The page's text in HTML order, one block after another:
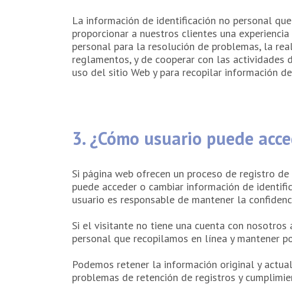
La información de identificación no personal
proporcionar a nuestros clientes una
personal para la resolución de problemas, la
reglamentos, y de cooperar con las
uso del sitio Web y para recopilar información
3. ¿Cómo usuario puede
Si página web ofrecen un proceso de registro
puede acceder o cambiar información de
usuario es responsable de mantener la
Si el visitante no tiene una cuenta con
personal que recopilamos en línea y mantener
Podemos retener la información original y
problemas de retención de registros y